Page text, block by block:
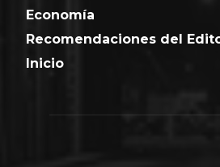
Economía
Recomendaciones del
Inicio